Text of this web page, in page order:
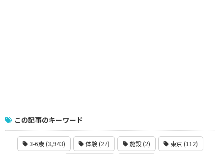
この記事のキーワード
3-6歳 (3,943) 体験 (27) 施設 (2) 東京 (112)